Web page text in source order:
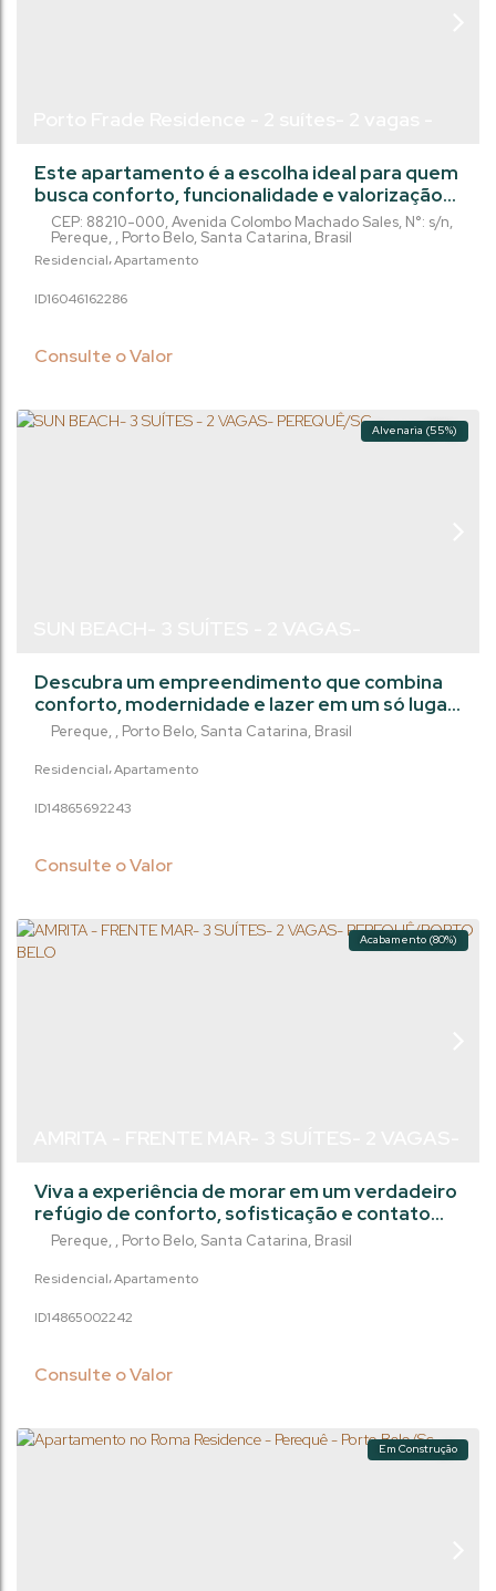
Residencial Apartamento
Consulte o Valor
2286
1604616
CEP: 88210-000,Avenida Colombo Machado Sales, N°: s/n,
Pereque , Porto Belo, Santa Catarina, Brasil
Este apartamento é a escolha ideal para quem
busca conforto, funcionalidade e valorização
imobiliária em um empreendimento com lazer
completo e excelente padrão construtivo.
Com 81 m² de área privativa, o imóvel oferece
dormitórios, sendo 2 suítes, além de 3
Alvenaria (55%)
Residencial Apartamento
Consulte o Valor
2243
1486569
Pereque , Porto Belo, Santa Catarina, Brasil
Descubra um empreendimento que combina
conforto, modernidade e lazer em um só lugar.
Este imóvel foi projetado para oferecer uma
elegância, praticidade e qualidade de vida. São
integrado e sacada com churrasqueira, ideais
únicos. O acabamento em gesso, o piso...
Acabamento (80%)
Residencial Apartamento
Consulte o Valor
2242
1486500
Pereque , Porto Belo, Santa Catarina, Brasil
Viva a experiência de morar em um verdadeiro
refúgio de conforto, sofisticação e contato
com a natureza. Este empreendimento
design inteligente e uma vista deslumbrante
endereços mais desejados do litoral
fundos integrados á natureza, com deck e
Em Construção